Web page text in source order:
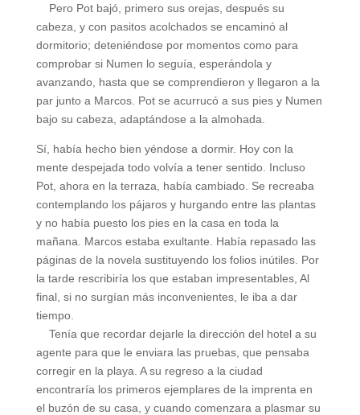
Pero Pot bajó, primero sus orejas, después su
cabeza, y con pasitos acolchados se encaminó al
dormitorio; deteniéndose por momentos como para
comprobar si Numen lo seguía, esperándola y
avanzando, hasta que se comprendieron y llegaron a la
par junto a Marcos. Pot se acurrucó a sus pies y Numen
bajo su cabeza, adaptándose a la almohada.
Sí, había hecho bien yéndose a dormir. Hoy con la
mente despejada todo volvía a tener sentido. Incluso
Pot, ahora en la terraza, había cambiado. Se recreaba
contemplando los pájaros y hurgando entre las plantas
y no había puesto los pies en la casa en toda la
mañana. Marcos estaba exultante. Había repasado las
páginas de la novela sustituyendo los folios inútiles. Por
la tarde rescribiría los que estaban impresentables, Al
final, si no surgían más inconvenientes, le iba a dar
tiempo.
Tenía que recordar dejarle la dirección del hotel a su
agente para que le enviara las pruebas, que pensaba
corregir en la playa. A su regreso a la ciudad
encontraría los primeros ejemplares de la imprenta en
el buzón de su casa, y cuando comenzara a plasmar su